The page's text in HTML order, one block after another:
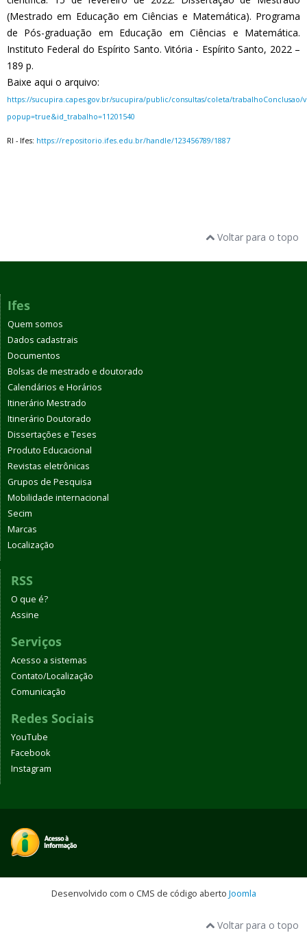
(Mestrado em Educação em Ciências e Matemática). Programa
de Pós-graduação em Educação em Ciências e Matemática.
Instituto Federal do Espírito Santo. Vitória - Espírito Santo, 2022 –
189 p.
Baixe aqui o arquivo:
https://sucupira.capes.gov.br/sucupira/public/consultas/coleta/trabalhoConclusao/
popup=true&id_trabalho=11201540
RI - Ifes: https://repositorio.ifes.edu.br/handle/123456789/1887
Voltar para o topo
Ifes
Quem somos
Dados cadastrais
Documentos
Bolsas de mestrado e doutorado
Calendários e Horários
Itinerário Mestrado
Itinerário Doutorado
Dissertações e Teses
Produto Educacional
Revistas eletrônicas
Grupos de Pesquisa
Mobilidade internacional
Secim
Marcas
Localização
RSS
O que é?
Assine
Serviços
Acesso a sistemas
Contato/Localização
Comunicação
Redes Sociais
YouTube
Facebook
Instagram
Desenvolvido com o CMS de código aberto Joomla
Voltar para o topo